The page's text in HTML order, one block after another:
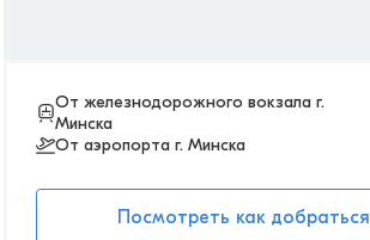
От железнодорожного вокзала г.
Минска
От аэропорта г. Минска
Посмотреть как добраться